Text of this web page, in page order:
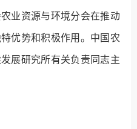
业资源与环境分会在推动
优势和积极作用。中国农
展研究所有关负责同志主